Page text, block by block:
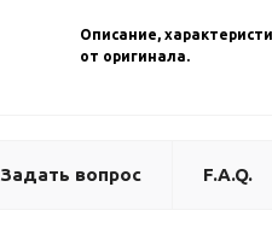
Описание,
от оригинала.
Задать вопрос F.A.Q.